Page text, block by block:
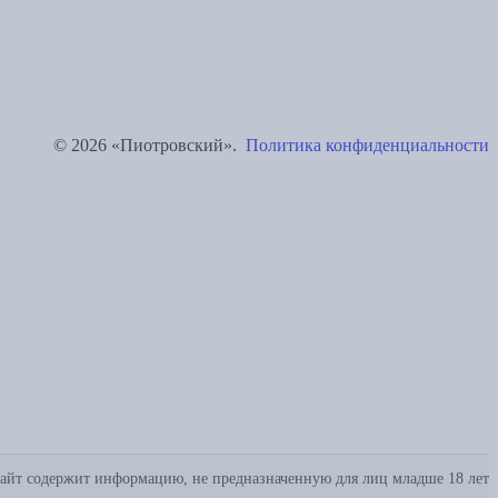
© 2026 «Пиотровский». Политика конфиденциальности
содержит информацию, не предназначенную для лиц младше 18 лет